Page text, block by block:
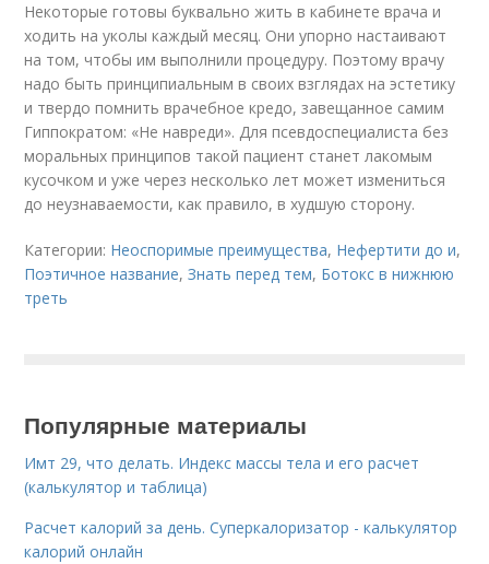
Некоторые готовы буквально жить в кабинете врача и
ходить на уколы каждый месяц. Они упорно настаивают
на том, чтобы им выполнили процедуру. Поэтому врачу
надо быть принципиальным в своих взглядах на эстетику
и твердо помнить врачебное кредо, завещанное самим
Гиппократом: «Не навреди». Для псевдоспециалиста без
моральных принципов такой пациент станет лакомым
кусочком и уже через несколько лет может измениться
до неузнаваемости, как правило, в худшую сторону.
Категории: Неоспоримые преимущества, Нефертити до и,
Поэтичное название,Знать перед тем, Ботокс в нижнюю
треть
Популярные материалы
Имт 29, что делать. Индекс массы тела и его расчет
(калькулятор и таблица)
Расчет калорий за день. Суперкалоризатор - калькулятор
калорий онлайн